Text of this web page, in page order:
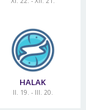
HALAK
II. 19. - III. 20.